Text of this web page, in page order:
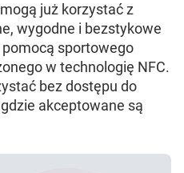
już korzystać z
wygodne i bezstykowe
pomocą sportowego
w technologię NFC.
bez dostępu do
akceptowane są